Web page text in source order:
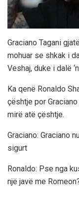
Graciano Tagani
mohuar se shkak i
Veshaj, duke i dalë
Ka qenë Ronaldo
çështje por
mirë atë çështje.
Graciano: Graciano
sigurt
Ronaldo: Pse nga
një javë me